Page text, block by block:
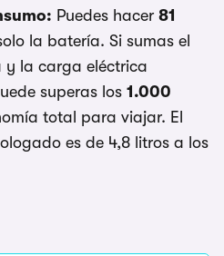
Puedes hacer 81
la batería. Si sumas el
y la carga eléctrica
superas los 1.000
total para viajar. El
es de 4,8 litros a los